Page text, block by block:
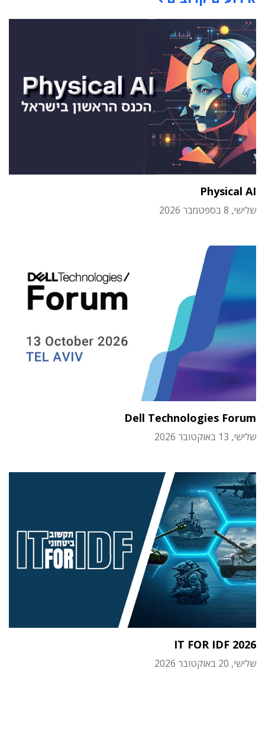
Physical AI
שלישי, 8 בספטמבר 2026
Dell Technologies Forum
שלישי, 13 באוקטובר 2026
IT FOR IDF 2026
שלישי, 20 באוקטובר 2026